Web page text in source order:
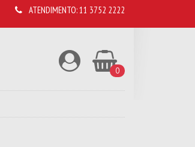
ATENDIMENTO:11 3752 2222
0